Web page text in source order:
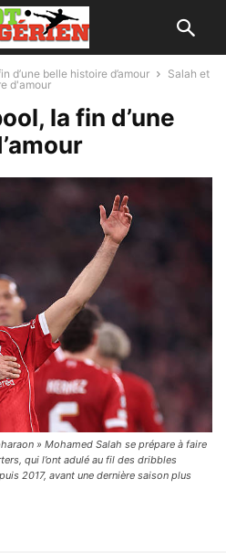
d’une belle histoire d’amour
Salah et
d'amour
la fin d’une
» Mohamed Salah se prépare à faire
qui l’ont adulé au fil des dribbles
2017, avant une dernière saison plus